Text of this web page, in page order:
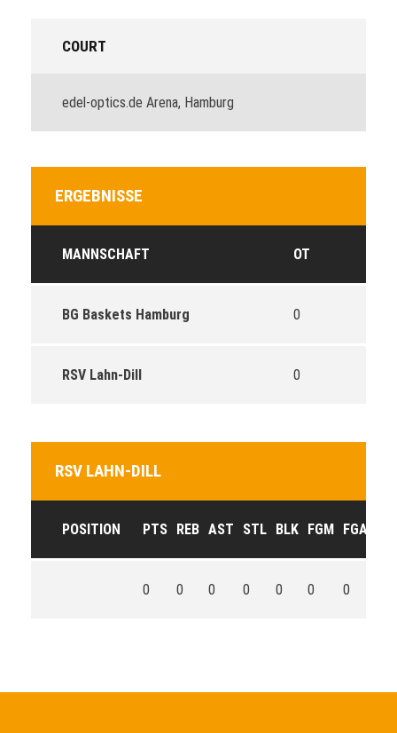
COURT
edel-optics.de Arena, Hamburg
ERGEBNISSE
MANNSCHAFT OT
BG Baskets Hamburg 0
RSV Lahn-Dill 0
RSV LAHN-DILL
POSITION PTS REB AST STL BLK FGM FGA
0 0 0 0 0 0 0